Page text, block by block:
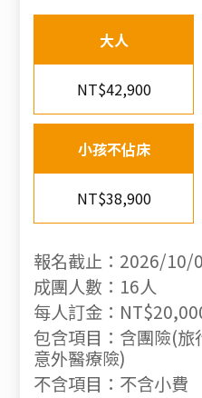
大人
NT$42,900
小孩不佔床
NT$38,900
報名截止：2026/10/
成團人數：16人
每人訂金：
包含項目：含團險(
意外醫療險)
不含項目：不含小費